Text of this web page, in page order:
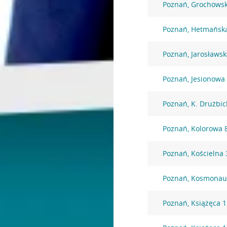
Poznań,
Poznań,
Poznań,
Poznań, Jesionowa
Poznań, K.
Poznań, Kolorowa
Poznań, Kościelna
Poznań,
Poznań, Książęca 1